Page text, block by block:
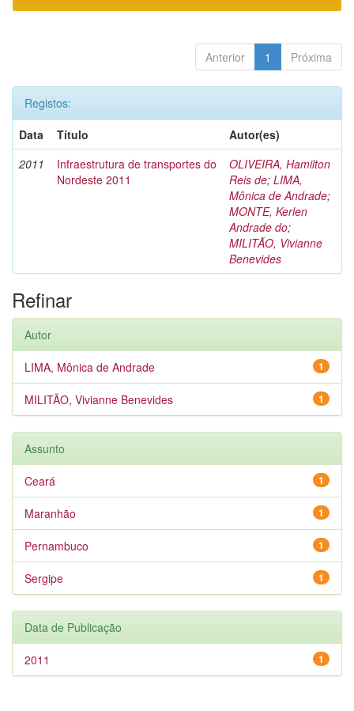
Anterior 1 Próxima
Registos:
Data
Título
Autor(es)
2011
Infraestrutura de transportes do
Nordeste 2011
OLIVEIRA, Hamilton
Reis de; LIMA,
Mônica de Andrade;
MONTE, Kerlen
Andrade do;
MILITÃO, Vivianne
Benevides
Refinar
Autor
1
LIMA, Mônica de Andrade
1
MILITÃO, Vivianne Benevides
Assunto
1
Ceará
1
Maranhão
1
Pernambuco
1
Sergipe
Data de Publicação
1
2011